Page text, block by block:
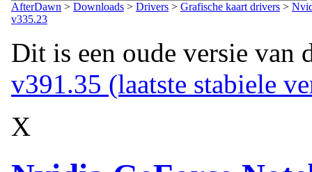
AfterDawn > Downloads > Drivers > Grafische kaart drivers >
v335.23
Dit is een oude versie van
v391.35 (laatste stabiele
X